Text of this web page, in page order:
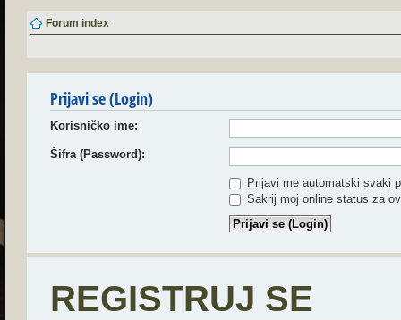
Forum index
Prijavi se (Login)
Korisničko ime:
Šifra (Password):
Prijavi me automatski svaki
Sakrij moj online status za
REGISTRUJ SE